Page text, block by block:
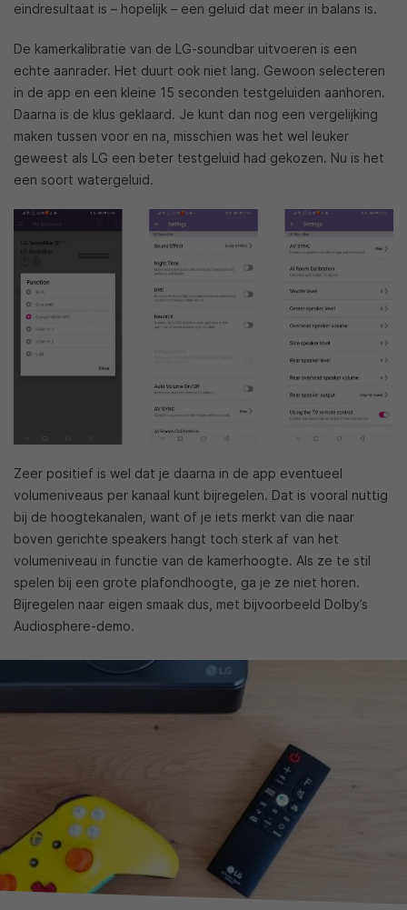
eindresultaat is – hopelijk – een geluid dat meer in balans is.
De kamerkalibratie van de LG-soundbar uitvoeren is een
echte aanrader. Het duurt ook niet lang. Gewoon selecteren
in de app en een kleine 15 seconden testgeluiden aanhoren.
Daarna is de klus geklaard. Je kunt dan nog een vergelijking
maken tussen voor en na, misschien was het wel leuker
geweest als LG een beter testgeluid had gekozen. Nu is het
een soort watergeluid.
Zeer positief is wel dat je daarna in de app eventueel
volumeniveaus per kanaal kunt bijregelen. Dat is vooral nuttig
bij de hoogtekanalen, want of je iets merkt van die naar
boven gerichte speakers hangt toch sterk af van het
volumeniveau in functie van de kamerhoogte. Als ze te stil
spelen bij een grote plafondhoogte, ga je ze niet horen.
Bijregelen naar eigen smaak dus, met bijvoorbeeld Dolby’s
Audiosphere-demo.